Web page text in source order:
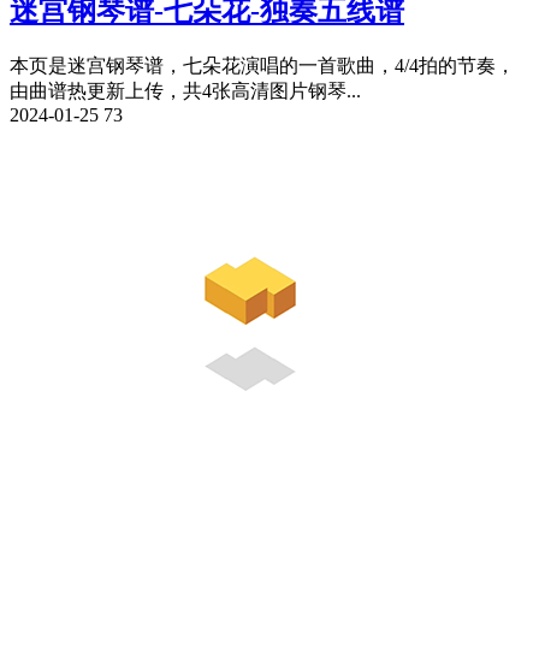
迷宫钢琴谱-七朵花-独奏五线谱
本页是迷宫钢琴谱，七朵花演唱的一首歌曲，4/4拍的节奏，
由曲谱热更新上传，共4张高清图片钢琴...
2024-01-25 73